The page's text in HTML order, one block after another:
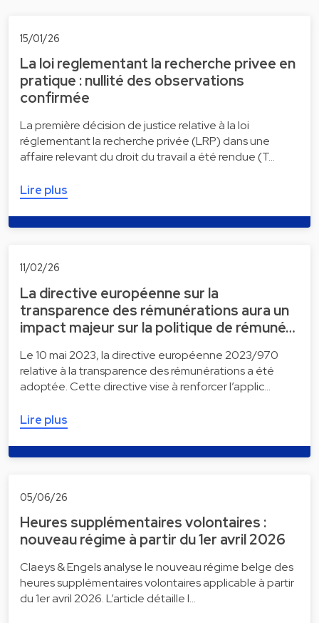
15/01/26
La loi reglementant la recherche privee en
pratique : nullité des observations
confirmée
La première décision de justice relative à la loi
réglementant la recherche privée (LRP) dans une
affaire relevant du droit du travail a été rendue (T…
Lire plus
11/02/26
La directive européenne sur la
transparence des rémunérations aura un
impact majeur sur la politique de rémuné…
Le 10 mai 2023, la directive européenne 2023/970
relative à la transparence des rémunérations a été
adoptée. Cette directive vise à renforcer l’applic…
Lire plus
05/06/26
Heures supplémentaires volontaires :
nouveau régime à partir du 1er avril 2026
Claeys & Engels analyse le nouveau régime belge des
heures supplémentaires volontaires applicable à partir
du 1er avril 2026. L’article détaille l…